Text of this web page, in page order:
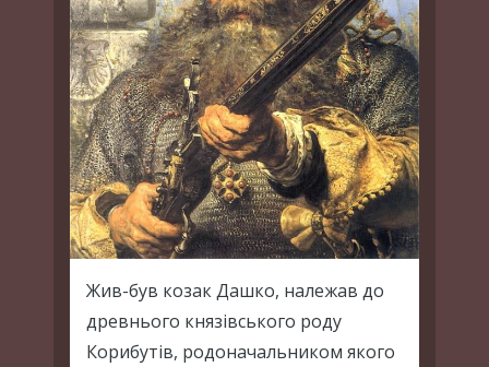
Жив-був козак Дашко, належав до
древнього князівського роду
Корибутів, родоначальником якого